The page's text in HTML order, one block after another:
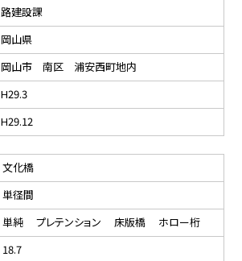
路建設課
岡山県
岡山市 南区 浦安西町地内
H29.3
H29.12
文化橋
単径間
単純 プレテンション 床版橋 ホロー桁
18.7